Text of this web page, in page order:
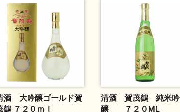
酒 大吟醸ゴールド賀
鶴 ７２０ｍｌ
清酒 賀茂鶴 純米吟
醸 ７２０ML